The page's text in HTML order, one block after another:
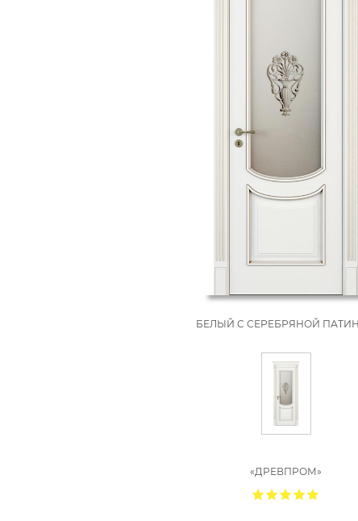
БЕЛЫЙ С СЕРЕБРЯНОЙ
«ДРЕВПРОМ»